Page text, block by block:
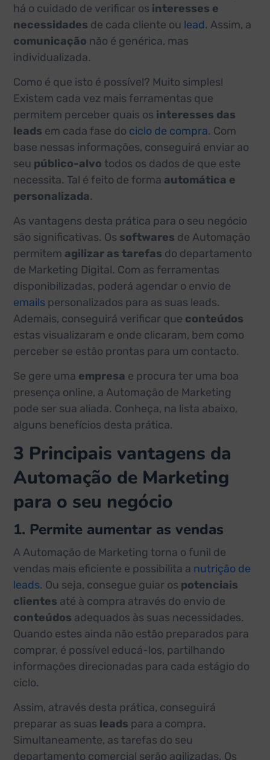
há o cuidado de verificar os interesses e
necessidades de cada cliente ou lead. Assim, a
comunicação não é genérica, mas
individualizada.
Como é que isto é possível? Muito simples!
Existem cada vez mais ferramentas que
permitem perceber quais os interesses das
leads em cada fase do ciclo de compra. Com
base nessas informações, conseguirá enviar ao
seu público-alvo todos os dados de que este
necessita. Tal é feito de forma automática e
personalizada.
As vantagens desta prática para o seu negócio
são significativas. Os softwares de Automação
permitem agilizar as tarefas do departamento
de Marketing Digital. Com as ferramentas
disponibilizadas, poderá agendar o envio de
emails personalizados para as suas leads.
Ademais, conseguirá verificar que conteúdos
estas visualizaram e onde clicaram, bem como
perceber se estão prontas para um contacto.
Se gere uma empresa e procura ter uma boa
presença online, a Automação de Marketing
pode ser sua aliada. Conheça, na lista abaixo,
alguns benefícios desta prática.
3 Principais vantagens da
Automação de Marketing
para o seu negócio
1. Permite aumentar as vendas
A Automação de Marketing torna o funil de
vendas mais eficiente e possibilita a nutrição de
leads. Ou seja, consegue guiar os potenciais
clientes até à compra através do envio de
conteúdos adequados às suas necessidades.
Quando estes ainda não estão preparados para
comprar, é possível educá-los, partilhando
informações direcionadas para cada estágio do
ciclo.
Assim, através desta prática, conseguirá
preparar as suas leads para a compra.
Simultaneamente, as tarefas do seu
departamento comercial serão agilizadas. Os